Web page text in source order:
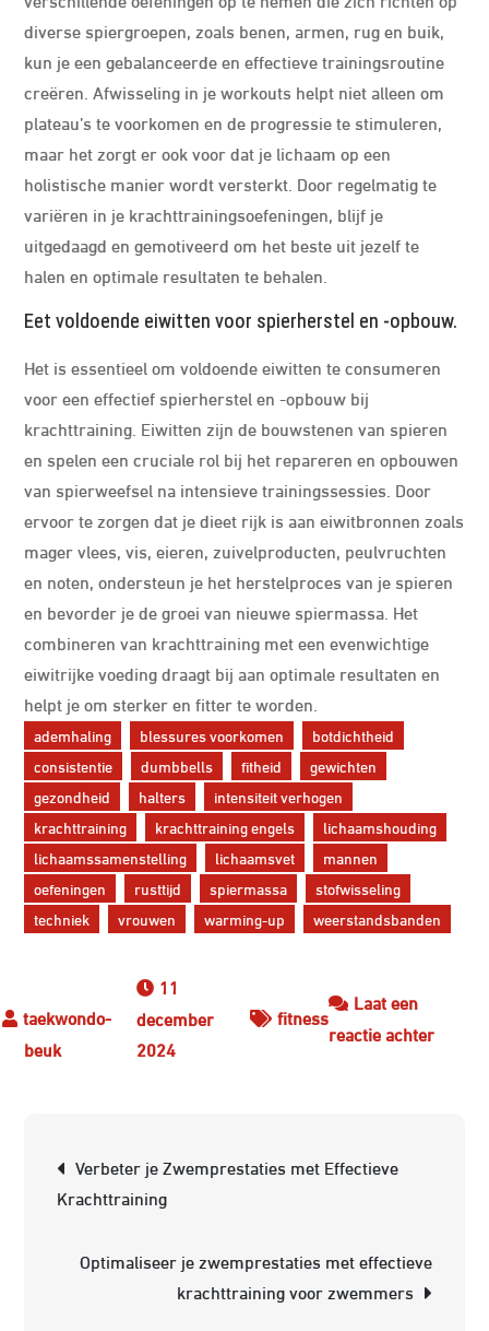
diverse spiergroepen, zoals benen, armen, rug en buik,
kun je een gebalanceerde en effectieve trainingsroutine
creëren. Afwisseling in je workouts helpt niet alleen om
plateau’s te voorkomen en de progressie te stimuleren,
maar het zorgt er ook voor dat je lichaam op een
holistische manier wordt versterkt. Door regelmatig te
variëren in je krachttrainingsoefeningen, blijf je
uitgedaagd en gemotiveerd om het beste uit jezelf te
halen en optimale resultaten te behalen.
Eet voldoende eiwitten voor spierherstel en -opbouw.
Het is essentieel om voldoende eiwitten te consumeren
voor een effectief spierherstel en -opbouw bij
krachttraining. Eiwitten zijn de bouwstenen van spieren
en spelen een cruciale rol bij het repareren en opbouwen
van spierweefsel na intensieve trainingssessies. Door
ervoor te zorgen dat je dieet rijk is aan eiwitbronnen zoals
mager vlees, vis, eieren, zuivelproducten, peulvruchten
en noten, ondersteun je het herstelproces van je spieren
en bevorder je de groei van nieuwe spiermassa. Het
combineren van krachttraining met een evenwichtige
eiwitrijke voeding draagt bij aan optimale resultaten en
helpt je om sterker en fitter te worden.
ademhaling blessures voorkomen
botdichtheid
consistentie
dumbbells fitheid
gewichten
gezondheid
halters
intensiteit verhogen
krachttraining
krachttraining engels
lichaamshouding
lichaamssamenstelling
lichaamsvet
mannen
oefeningen
rusttijd spiermassa
stofwisseling
techniek
vrouwen warming-up weerstandsbanden
11
december
2024
fitness
Laat een
reactie achterop
Verbeter je Zwemprestaties met Effectieve
Krachttraining
Optimaliseer je zwemprestaties met effectieve
krachttraining voor zwemmers